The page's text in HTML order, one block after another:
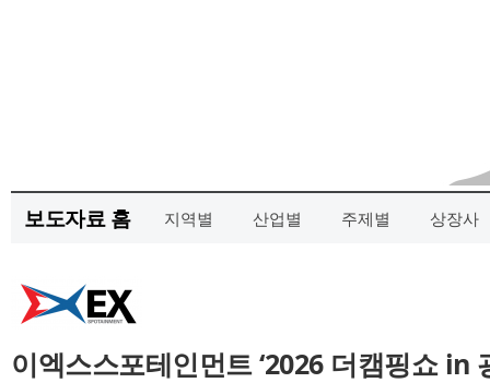
보도자료 홈 지역별 산업별 주제별 상장사
이엑스스포테인먼트 ‘2026 더캠핑쇼 in